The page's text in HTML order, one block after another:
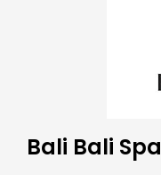
Bali Bali Spa